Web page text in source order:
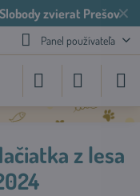
✕
zvierat Prešov
Panel používateľa
z lesa